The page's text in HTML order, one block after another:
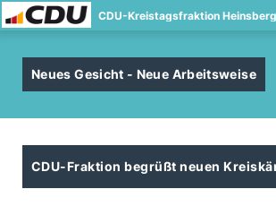
CDU-Kreistagsfraktion Heinsberg
Neues Gesicht - Neue Arbeitsweise
CDU-Fraktion begrüßt neuen